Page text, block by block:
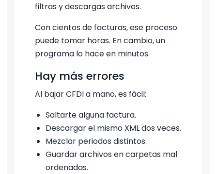
filtras y descargas archivos.
Con cientos de facturas, ese proceso
puede tomar horas. En cambio, un
programa lo hace en minutos.
Hay más errores
Al bajar CFDI a mano, es fácil:
Saltarte alguna factura.
Descargar el mismo XML dos veces.
Mezclar periodos distintos.
Guardar archivos en carpetas mal
ordenadas.